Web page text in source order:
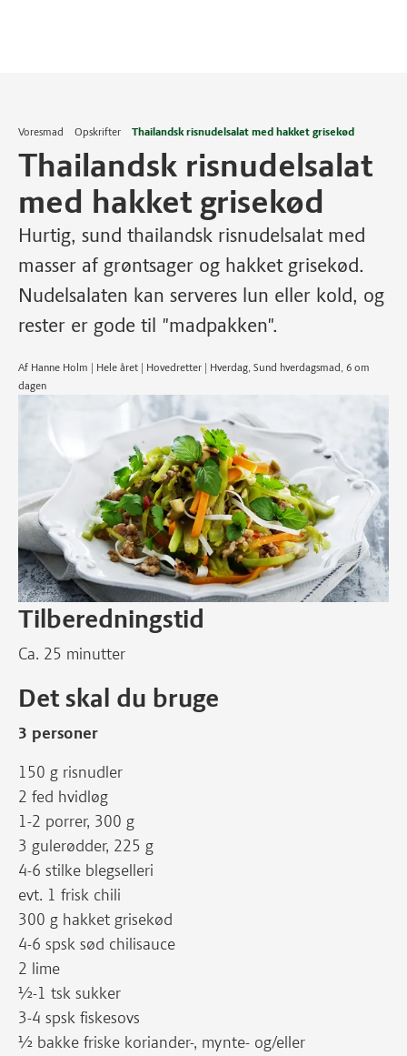
Voresmad Opskrifter Thailandsk risnudelsalat med hakket grisekød
Thailandsk risnudelsalat
med hakket grisekød
Hurtig, sund thailandsk risnudelsalat med
masser af grøntsager og hakket grisekød.
Nudelsalaten kan serveres lun eller kold, og
rester er gode til "madpakken".
Af Hanne Holm | Hele året | Hovedretter | Hverdag, Sund hverdagsmad, 6 om
dagen
Tilberedningstid
Ca. 25 minutter
Det skal du bruge
3 personer
150 g risnudler
2 fed hvidløg
1-2 porrer, 300 g
3 gulerødder, 225 g
4-6 stilke blegselleri
evt. 1 frisk chili
300 g hakket grisekød
4-6 spsk sød chilisauce
2 lime
½-1 tsk sukker
3-4 spsk fiskesovs
½ bakke friske koriander-, mynte- og/eller